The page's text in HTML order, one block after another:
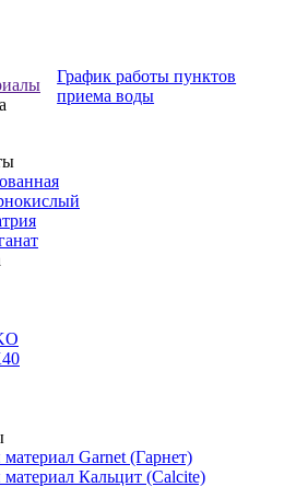
График работы пунктов
приема воды
Garnet (Гарнет)
Кальцит (Calcite)